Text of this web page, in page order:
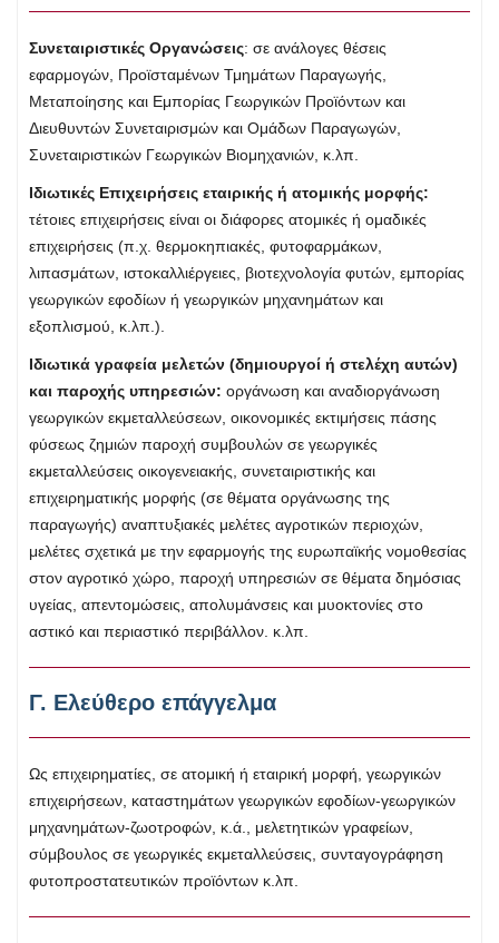
Συνεταιριστικές Οργανώσεις: σε ανάλογες θέσεις
εφαρμογών, Προϊσταμένων Τμημάτων Παραγωγής,
Μεταποίησης και Εμπορίας Γεωργικών Προϊόντων και
Διευθυντών Συνεταιρισμών και Ομάδων Παραγωγών,
Συνεταιριστικών Γεωργικών Βιομηχανιών, κ.λπ.
Ιδιωτικές Επιχειρήσεις εταιρικής ή ατομικής μορφής:
τέτοιες επιχειρήσεις είναι οι διάφορες ατομικές ή ομαδικές
επιχειρήσεις (π.χ. θερμοκηπιακές, φυτοφαρμάκων,
λιπασμάτων, ιστοκαλλιέργειες, βιοτεχνολογία φυτών, εμπορίας
γεωργικών εφοδίων ή γεωργικών μηχανημάτων και
εξοπλισμού, κ.λπ.).
Ιδιωτικά γραφεία μελετών (δημιουργοί ή στελέχη αυτών)
και παροχής υπηρεσιών: οργάνωση και αναδιοργάνωση
γεωργικών εκμεταλλεύσεων, οικονομικές εκτιμήσεις πάσης
φύσεως ζημιών παροχή συμβουλών σε γεωργικές
εκμεταλλεύσεις οικογενειακής, συνεταιριστικής και
επιχειρηματικής μορφής (σε θέματα οργάνωσης της
παραγωγής) αναπτυξιακές μελέτες αγροτικών περιοχών,
μελέτες σχετικά με την εφαρμογής της ευρωπαϊκής νομοθεσίας
στον αγροτικό χώρο, παροχή υπηρεσιών σε θέματα δημόσιας
υγείας, απεντομώσεις, απολυμάνσεις και μυοκτονίες στο
αστικό και περιαστικό περιβάλλον. κ.λπ.
Γ. Ελεύθερο επάγγελμα
Ως επιχειρηματίες, σε ατομική ή εταιρική μορφή, γεωργικών
επιχειρήσεων, καταστημάτων γεωργικών εφοδίων‐γεωργικών
μηχανημάτων‐ζωοτροφών, κ.ά., μελετητικών γραφείων,
σύμβουλος σε γεωργικές εκμεταλλεύσεις, συνταγογράφηση
φυτοπροστατευτικών προϊόντων κ.λπ.